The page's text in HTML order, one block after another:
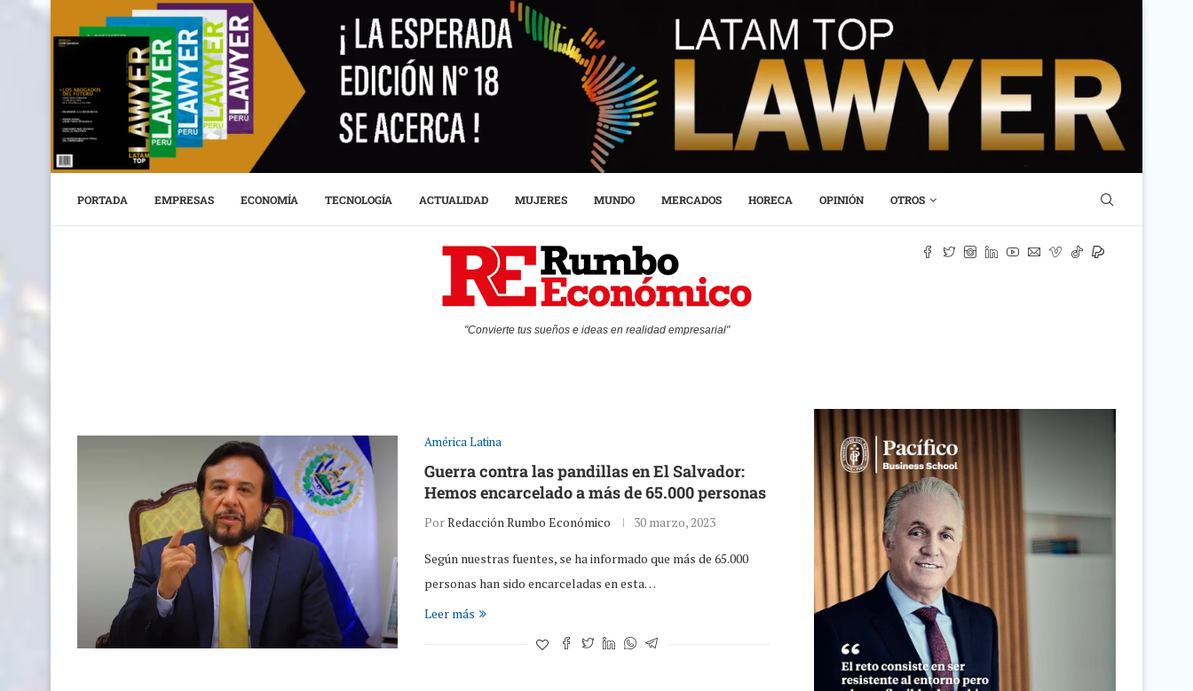
PORTADA EMPRESAS ECONOMÍA TECNOLOGÍA ACTUALIDAD MUJERES MUNDO MERCADOS HORECA OPINIÓN OTROS
"Convierte tus sueños e ideas en realidad empresarial"
América Latina
Guerra contra las pandillas en El Salvador:
Hemos encarcelado a más de 65.000 personas
PorRedacción Rumbo Económico 30 marzo, 2023
Según nuestras fuentes, se ha informado que más de 65.000
personas han sido encarceladas en esta…
Leer más